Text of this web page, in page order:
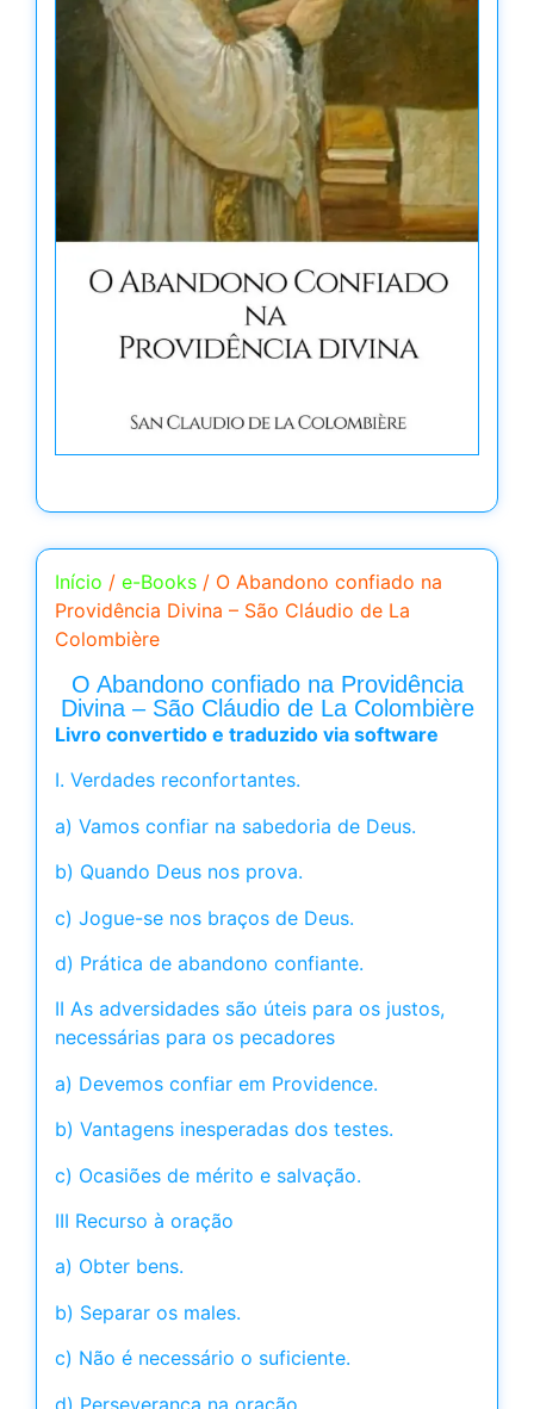
Início / e-Books / O Abandono confiado na
Providência Divina – São Cláudio de La
Colombière
O Abandono confiado na Providência
Divina – São Cláudio de La Colombière
Livro convertido e traduzido via software
I. Verdades reconfortantes.
a) Vamos confiar na sabedoria de Deus.
b) Quando Deus nos prova.
c) Jogue-se nos braços de Deus.
d) Prática de abandono confiante.
II As adversidades são úteis para os justos,
necessárias para os pecadores
a) Devemos confiar em Providence.
b) Vantagens inesperadas dos testes.
c) Ocasiões de mérito e salvação.
III Recurso à oração
a) Obter bens.
b) Separar os males.
c) Não é necessário o suficiente.
d) Perseverança na oração